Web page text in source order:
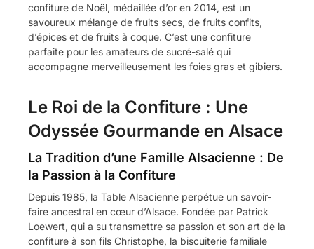
confiture de Noël, médaillée d’or en 2014, est un
savoureux mélange de fruits secs, de fruits confits,
d’épices et de fruits à coque. C’est une confiture
parfaite pour les amateurs de sucré-salé qui
accompagne merveilleusement les foies gras et gibiers.
Le Roi de la Confiture : Une
Odyssée Gourmande en Alsace
La Tradition d’une Famille Alsacienne : De
la Passion à la Confiture
Depuis 1985, la Table Alsacienne perpétue un savoir-
faire ancestral en cœur d’Alsace. Fondée par Patrick
Loewert, qui a su transmettre sa passion et son art de la
confiture à son fils Christophe, la biscuiterie familiale